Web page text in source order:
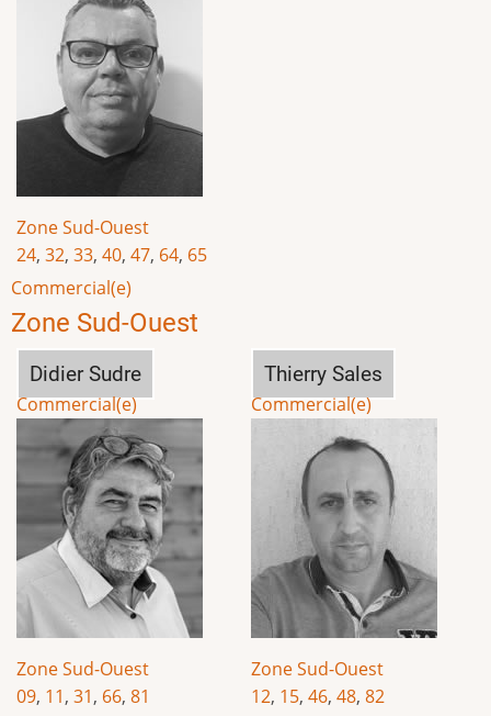
Zone Sud-Ouest
24, 32, 33, 40, 47, 64, 65
Commercial(e)
Zone Sud-Ouest
Didier Sudre
Commercial(e)
Zone Sud-Ouest
09, 11, 31, 66, 81
Thierry Sales
Commercial(e)
Zone Sud-Ouest
12, 15, 46, 48, 82